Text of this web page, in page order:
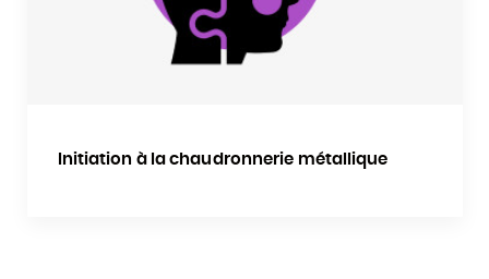
Initiation à la chaudronnerie métallique